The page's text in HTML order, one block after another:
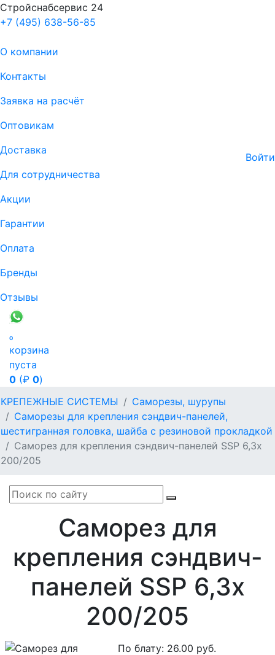
Стройснабсервис 24
+7 (495) 638-56-85
О компании
Контакты
Заявка на расчёт
Оптовикам
Доставка
Для сотрудничества
Акции
Гарантии
Оплата
Бренды
Отзывы
Войти

корзина
пуста
0 (₽ 0)
КРЕПЕЖНЫЕ СИСТЕМЫ
Саморезы, шурупы
Саморезы для крепления сэндвич-панелей,
шестигранная головка, шайба с резиновой прокладкой
Саморез для крепления сэндвич-панелей SSP 6,3х
200/205
Саморез для
крепления сэндвич-
панелей SSP 6,3х
200/205
По блату: 26.00 руб.